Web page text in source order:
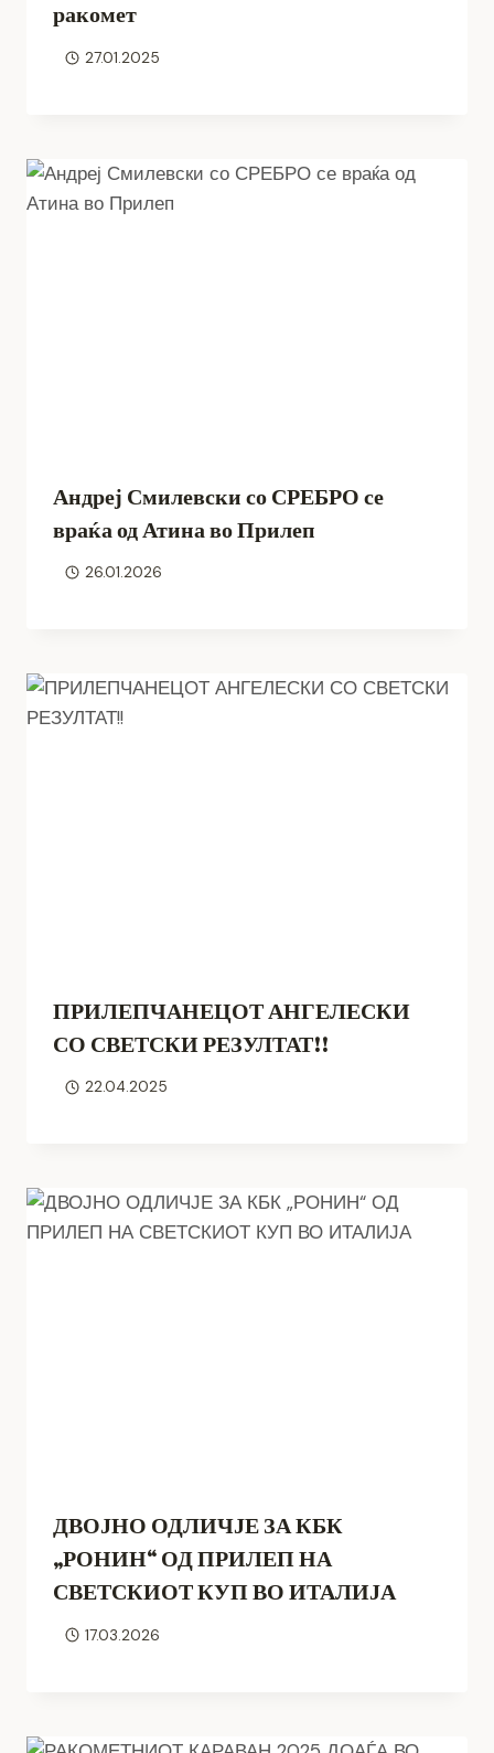
ракомет
27.01.2025
Андреј Смилевски со СРЕБРО се
враќа од Атина во Прилеп
26.01.2026
ПРИЛЕПЧАНЕЦОТ АНГЕЛЕСКИ
СО СВЕТСКИ РЕЗУЛТАТ!!
22.04.2025
ДВОЈНО ОДЛИЧЈЕ ЗА КБК
„РОНИН“ ОД ПРИЛЕП НА
СВЕТСКИОТ КУП ВО ИТАЛИЈА
17.03.2026